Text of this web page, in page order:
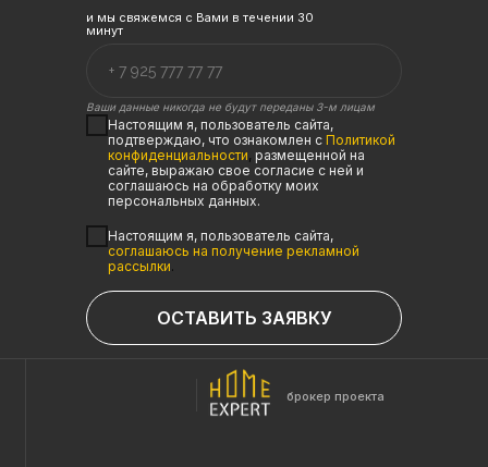
Настоящим я, пользователь сайта,
подтверждаю, что ознакомлен с Политикой
конфиденциальности, размещенной на
сайте, выражаю свое согласие с ней и
соглашаюсь на обработку моих
персональных данных.
Настоящим я, пользователь сайта,
соглашаюсь на получение рекламной
рассылки.
ОСТАВИТЬ ЗАЯВКУ
и мы свяжемся с Вами в течении 30
минут
Ваши данные никогда не будут переданы 3-м лицам
брокер проекта